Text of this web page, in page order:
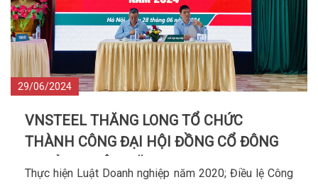
29/06/2024
VNSTEEL THĂNG LONG TỔ CHỨC
THÀNH CÔNG ĐẠI HỘI ĐỒNG CỔ ĐÔNG
Thực hiện Luật Doanh nghiệp năm 2020; Điều lệ Công